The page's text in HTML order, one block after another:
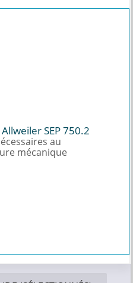
SEP 750.2
au
mécanique
mécanique pour
pour Allweiler